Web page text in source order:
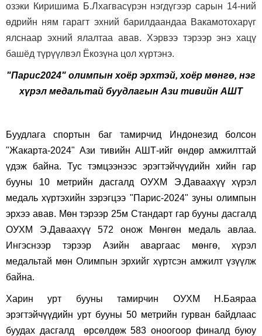
озэки Киришима Б.Лхагвасүрэн нэгдүгээр сарын 14-ний
өдрийн ням гарагт эхний барилдаандаа Вакамотохарүг
ялснаар эхний ялалтаа авав. Хэрвээ тэрээр энэ хацү
башёд түрүүлвэл Ёкозүна цол хүртэнэ.
"Парис2024" олимпын хоёр эрхтэй, хоёр мөнгө, нэг
хүрэл медальтай буудлагын Ази тивийн АШТ
Буудлага спортын баг тамирчид Индонезид болсон
"Жакарта-2024" Ази тивийн АШТ-ийг өндөр амжилттай
үдэж байна. Тус тэмцээнээс эрэгтэйчүүдийн хийн гар
бууны 10 метрийн дасгалд ОУХМ Э.Даваахүү хүрэл
медаль хүртэхийн зэрэгцээ "Парис-2024" зуны олимпын
эрхээ авав. Мөн тэрээр 25м Стандарт гар бууны дасгалд
ОУХМ Э.Даваахүү 572 онож Мөнгөн медаль авлаа.
Ингэснээр тэрээр Азийн аваргаас мөнгө, хүрэл
медальтай мөн Олимпын эрхийг хүртсэн амжилт үзүүлж
байна.
Харин урт бууны тамирчин ОУХМ Н.Баяраа
эрэгтэйчүүдийн урт бууны 50 метрийн гурван байдлаас
буудах дасгалд өрсөлдөж 583 оноогоор финалд буюу